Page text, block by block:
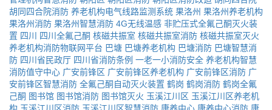
胡同四合院消防 养老机构电气线路监测系统 果洛州 果洛州养老机构
果洛州消防 果洛州智慧消防 4G无线温感 非贮压式全氟己酮灭火装
置 四川 四川全氟己酮 核磁共振室 核磁共振室消防 核磁共振室灭火
养老机构消防物联网平台 巴塘 巴塘养老机构 巴塘消防 巴塘智慧消
防 四川省民政厅 四川省消防条例 一老一小消防安全 养老机构智慧
消防值守中心 广安前锋区 广安前锋区养老机构 广安前锋区消防 广
安前锋区智慧消防 全氟己酮自动灭火装置 鹤岗 鹤岗消防 鹤岗全氟
己酮 图书馆 图书馆消防 图书馆灭火 玉溪江川区 玉溪江川区养老机